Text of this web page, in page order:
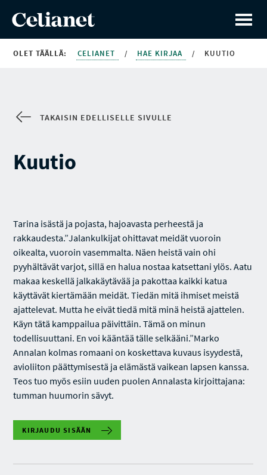
OLET TÄÄLLÄ: CELIANET / HAE KIRJAA / KUUTIO
TAKAISIN EDELLISELLE SIVULLE
Kuutio
Tarina isästä ja pojasta, hajoavasta perheestä ja
rakkaudesta.”Jalankulkijat ohittavat meidät vuoroin
oikealta, vuoroin vasemmalta. Näen heistä vain ohi
pyyhältävät varjot, sillä en halua nostaa katsettani ylös. Aatu
makaa keskellä jalkakäytävää ja pakottaa kaikki katua
käyttävät kiertämään meidät. Tiedän mitä ihmiset meistä
ajattelevat. Mutta he eivät tiedä mitä minä heistä ajattelen.
Käyn tätä kamppailua päivittäin. Tämä on minun
todellisuuttani. En voi kääntää tälle selkääni.”Marko
Annalan kolmas romaani on koskettava kuvaus isyydestä,
avioliiton päättymisestä ja elämästä vaikean lapsen kanssa.
Teos tuo myös esiin uuden puolen Annalasta kirjoittajana:
tumman huumorin sävyt.
KIRJAUDU SISÄÄN